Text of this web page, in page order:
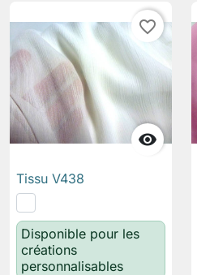

favorite_border
Tissu V438
Disponible pour les
créations
personnalisables